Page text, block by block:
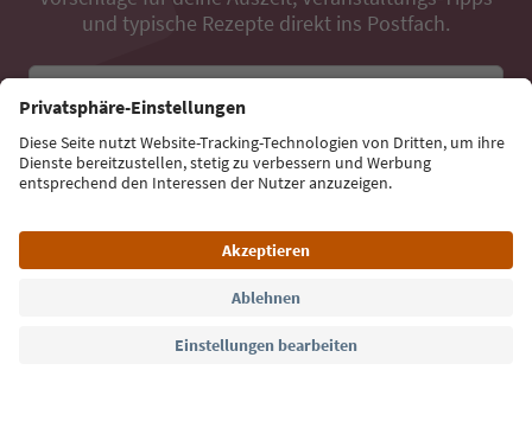
und typische Rezepte direkt ins Postfach.
Jetzt anmelden